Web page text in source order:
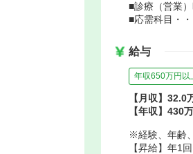
■診療（営業
■応需科目・
給与
年収650万円以
【月収】
【年収】430
※経験、年齢
【昇給】年1